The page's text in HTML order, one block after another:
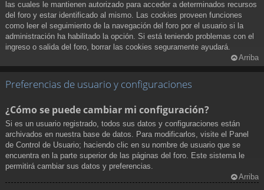
las cuales le mantienen autorizado para acceder a determinados recursos
del foro y estar identificado al mismo. Las cookies proveen funciones
como leer el seguimiento de la navegación del foro por el usuario si la
administración ha habilitado la opción. Si está teniendo problemas con el
ingreso o salida del foro, borrar las cookies seguramente ayudará.
Arriba
Preferencias de usuario y configuraciones
¿Cómo se puede cambiar mi configuración?
Si es un usuario registrado, todos sus datos y configuraciones están
archivados en nuestra base de datos. Para modificarlos, visite el Panel
de Control de Usuario; haciendo clic en su nombre de usuario que se
encuentra en la parte superior de las páginas del foro. Este sistema le
permitirá cambiar sus datos y preferencias.
Arriba